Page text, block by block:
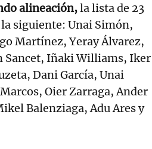
alineación,la lista de 23
siguiente: Unai Simón,
Martínez, Yeray Álvarez,
Sancet, Iñaki Williams, Iker
Dani García, Unai
Oier Zarraga, Ander
Balenziaga, Adu Ares y